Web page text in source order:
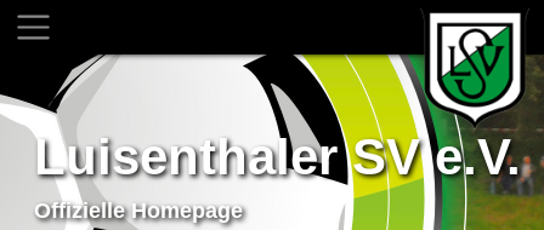
Luisenthaler SV e.V.
Offizielle Homepage